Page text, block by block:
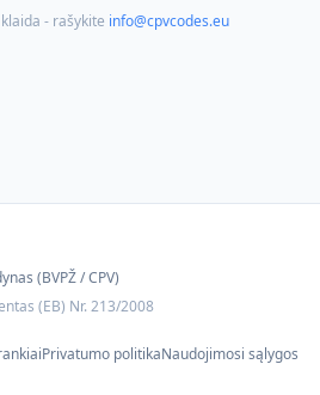
- rašykite info@cpvcodes.eu
(BVPŽ / CPV)
(EB) Nr. 213/2008
Privatumo politikaNaudojimosi sąlygos